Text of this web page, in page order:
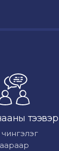
тээвэр